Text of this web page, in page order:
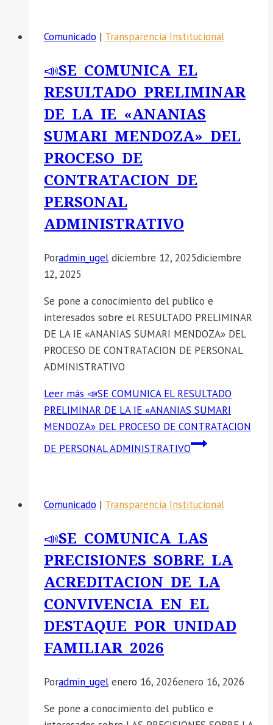
Comunicado | Transparencia Institucional
📣SE COMUNICA EL
RESULTADO PRELIMINAR
DE LA IE «ANANIAS
SUMARI MENDOZA» DEL
PROCESO DE
CONTRATACION DE
PERSONAL
ADMINISTRATIVO
Poradmin_ugel diciembre 12, 2025diciembre
12, 2025
Se pone a conocimiento del publico e
interesados sobre el RESULTADO PRELIMINAR
DE LA IE «ANANIAS SUMARI MENDOZA» DEL
PROCESO DE CONTRATACION DE PERSONAL
ADMINISTRATIVO
Leer más 📣SE COMUNICA EL RESULTADO
PRELIMINAR DE LA IE «ANANIAS SUMARI
MENDOZA» DEL PROCESO DE CONTRATACION
DE PERSONAL ADMINISTRATIVO
Comunicado | Transparencia Institucional
📣SE COMUNICA LAS
PRECISIONES SOBRE LA
ACREDITACION DE LA
CONVIVENCIA EN EL
DESTAQUE POR UNIDAD
FAMILIAR 2026
Poradmin_ugel enero 16, 2026enero 16, 2026
Se pone a conocimiento del publico e